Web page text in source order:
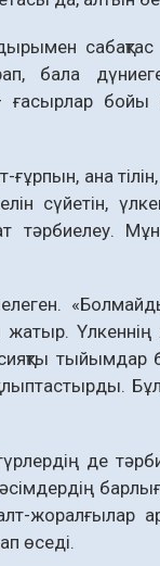
бала
ғасырлар бойы
ғұрпын, ана
тәрбиелеу.
тыйымдар
де
жоралғылар
өседі.